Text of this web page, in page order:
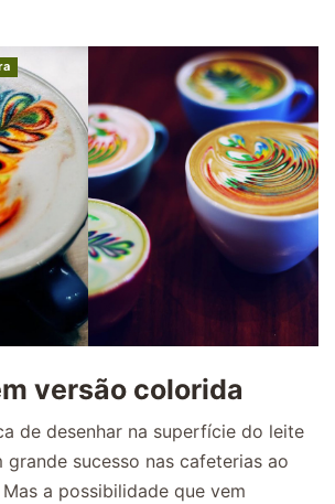
versão colorida
de desenhar na superfície do leite
sucesso nas cafeterias ao
a possibilidade que vem